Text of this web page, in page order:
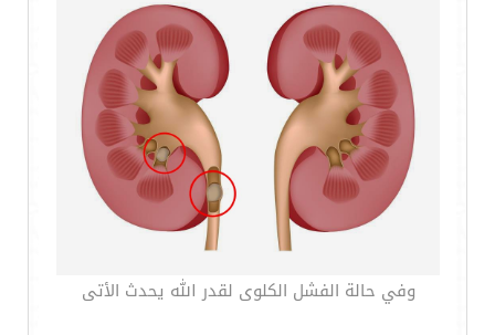
وفي حالة الفشل الكلوى لقدر الله يحدث الأتى